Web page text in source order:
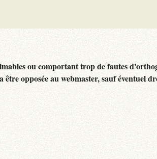
ou comportant trop de fautes
opposée au webmaster, sauf éventuel